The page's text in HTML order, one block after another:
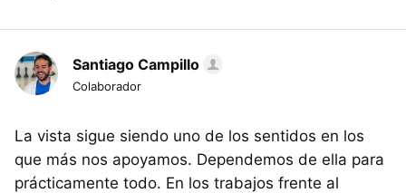
Santiago Campillo
Colaborador
La vista sigue siendo uno de los sentidos en los
que más nos apoyamos. Dependemos de ella para
prácticamente todo. En los trabajos frente al